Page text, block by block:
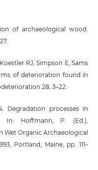
of archaeological wood.
RJ, Simpson E, Sams
of deterioration found in
28, 3–22.
Degradation processes in
In: Hoffmann, P. (Ed.),
Wet Organic Archaeological
Portland, Maine, pp. 111–